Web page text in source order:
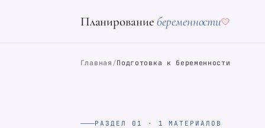
Планированиебеременности
Главная /Подготовка к беременности
РАЗДЕЛ 01 · 1 МАТЕРИАЛОВ